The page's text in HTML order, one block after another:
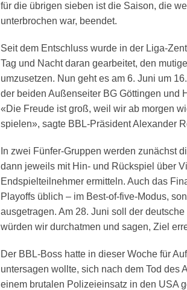
für die übrigen sieben ist die Saison, die
unterbrochen war, beendet.
Seit dem Entschluss wurde in der Liga-
Tag und Nacht daran gearbeitet, den
umzusetzen. Nun geht es am 6. Juni um
der beiden Außenseiter BG Göttingen und
«Die Freude ist groß, weil wir ab morgen
spielen», sagte BBL-Präsident Alexander
In zwei Fünfer-Gruppen werden zunächst
dann jeweils mit Hin- und Rückspiel über
Endspielteilnehmer ermitteln. Auch das
Playoffs üblich – im Best-of-five-Modus,
ausgetragen. Am 28. Juni soll der
würden wir durchatmen und sagen, Ziel
Der BBL-Boss hatte in dieser Woche für
untersagen wollte, sich nach dem Tod des
einem brutalen Polizeieinsatz in den USA